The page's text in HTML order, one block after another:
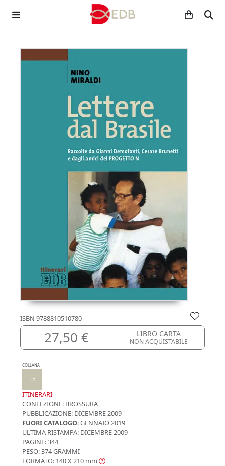
ISBN 9788810510780
27,50 € LIBRO CARTA
NON ACQUISTABILE
COLLANA
F5
ITINERARI
CONFEZIONE: BROSSURA
PUBBLICAZIONE: DICEMBRE 2009
FUORI CATALOGO: GENNAIO 2019
ULTIMA RISTAMPA: DICEMBRE 2009
PAGINE: 344
PESO: 374 GRAMMI
FORMATO: 140 X 210 mm